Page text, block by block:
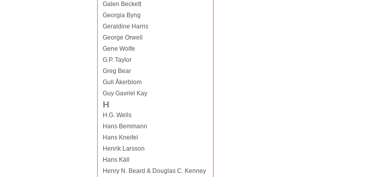
Galen Beckett
Georgia Byng
Geraldine Harris
George Orwell
Gene Wolfe
G.P. Taylor
Greg Bear
Gull Åkerblom
Guy Gavriel Kay
H
H.G. Wells
Hans Bemmann
Hans Kneifel
Henrik Larsson
Hans Käll
Henry N. Beard & Douglas C. Kenney